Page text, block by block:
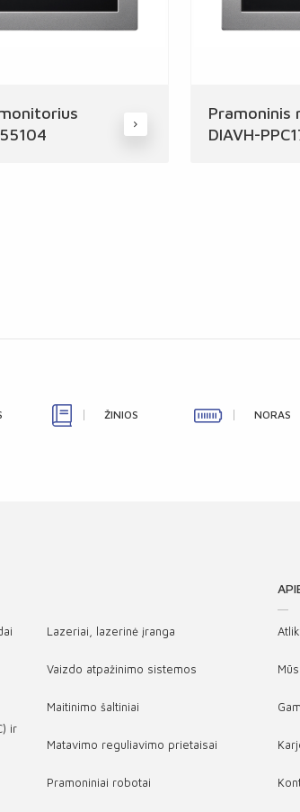
Pramoninis
DIAVH-
ŽINIOS NORAS
ir
Lazeriai, lazerinė įranga
Vaizdo atpažinimo sistemos
Maitinimo šaltiniai
Matavimo reguliavimo prietaisai
Pramoniniai robotai